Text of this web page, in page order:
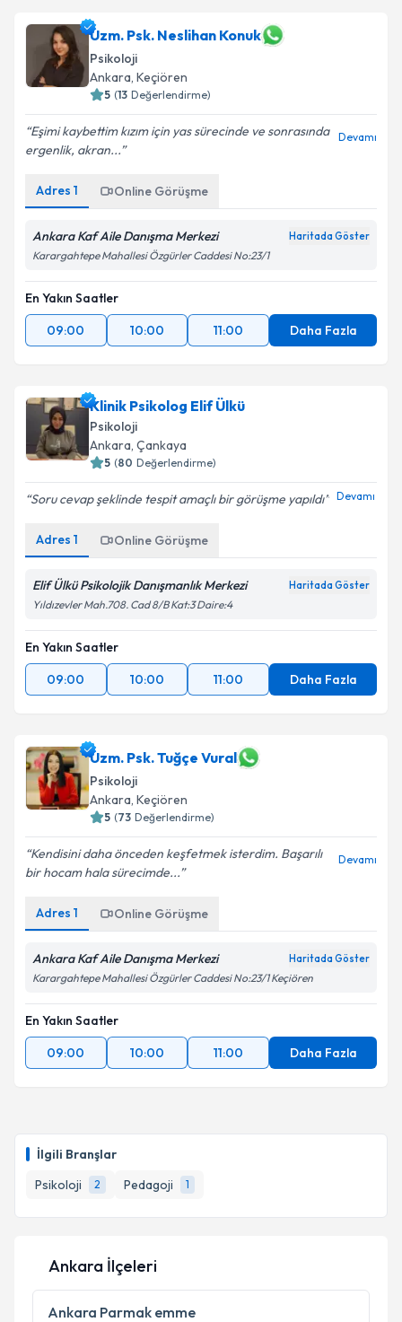
İlgili Branşlar
Psikoloji
2 Pedagoji 1
Uzm. Psk. Neslihan Konuk
Psikoloji
Ankara, Keçiören
5 (13 Değerlendirme)
Eşimi kaybettim kızım için yas sürecinde ve sonrasında
ergenlik, akran...
Devamı
Adres 1 Online Görüşme
Ankara Kaf Aile Danışma Merkezi Haritada Göster
Karargahtepe Mahallesi Özgürler Caddesi No:23/1
En Yakın Saatler
09:00
10:00 11:00 Daha Fazla
Klinik Psikolog Elif Ülkü
Psikoloji
Ankara, Çankaya
5 (80 Değerlendirme)
Soru cevap şeklinde tespit amaçlı bir görüşme yapıldı Devamı
Adres 1 Online Görüşme
Elif Ülkü Psikolojik Danışmanlık Merkezi Haritada Göster
Yıldızevler Mah.708. Cad 8/B Kat:3 Daire:4
En Yakın Saatler
09:00
10:00 11:00 Daha Fazla
Uzm. Psk. Tuğçe Vural
Psikoloji
Ankara, Keçiören
5 (73 Değerlendirme)
Kendisini daha önceden keşfetmek isterdim. Başarılı
bir hocam hala sürecimde...
Devamı
Adres 1 Online Görüşme
Ankara Kaf Aile Danışma Merkezi Haritada Göster
Karargahtepe Mahallesi Özgürler Caddesi No:23/1 Keçiören
En Yakın Saatler
09:00
10:00 11:00 Daha Fazla
Ankara İlçeleri
Ankara Parmak emme